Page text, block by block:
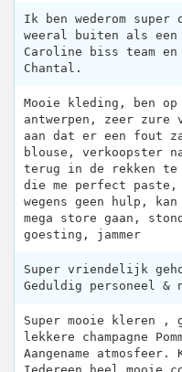
Ik ben wederom
weeral buiten als een
Caroline biss team en
Chantal.
Mooie kleding, ben op
antwerpen, zeer
aan dat er een fout
blouse, verkoopster
terug in de rekken te
die me perfect paste,
wegens geen hulp,
mega store gaan,
goesting, jammer
Super vriendelijk
Geduldig personeel &
Super mooie kleren ,
lekkere champagne
Aangename